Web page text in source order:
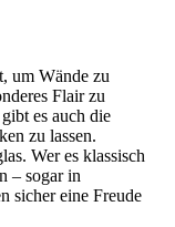
um Wände zu
Flair zu
es auch die
zu lassen.
Wer es klassisch
– sogar in
sicher eine Freude